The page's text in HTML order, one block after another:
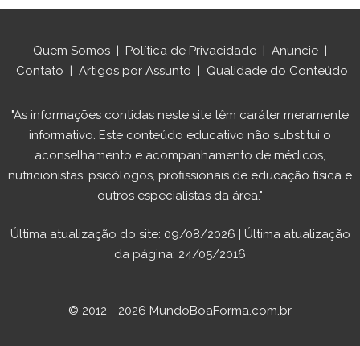
Quem Somos Política de Privacidade Anuncie
Contato
Artigos por Assunto Qualidade do Conteúdo
"As informações contidas neste site têm caráter meramente
informativo. Este conteúdo educativo não substitui o
aconselhamento e acompanhamento de médicos,
nutricionistas, psicólogos, profissionais de educação física e
outros especialistas da área."
Última atualização do site: 09/08/2026 | Última atualização
da página: 24/05/2016
© 2012 - 2026 MundoBoaForma.com.br